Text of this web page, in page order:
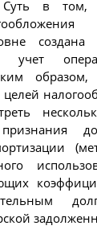
Суть в
создана
учет
образом,